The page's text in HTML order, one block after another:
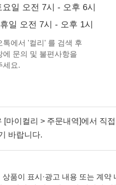
요일 오전 7시 - 오후 6시
일 오전 7시 - 오후 1시
톡에서 '컬리' 를 검색 후
에 문의 및 불편사항을
세요.
[마이컬리 > 주문내역]에서 직
바랍니다.
상품이 표시·광고 내용 또는 계